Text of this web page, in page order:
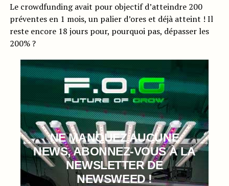
Le crowdfunding avait pour objectif d’atteindre 200
préventes en 1 mois, un palier d’ores et déjà atteint ! Il
reste encore 18 jours pour, pourquoi pas, dépasser les
200% ?
NE MANQUEZ AUCUNE
NEWS, ABONNEZ-VOUS À LA
NEWSLETTER DE
NEWSWEED !